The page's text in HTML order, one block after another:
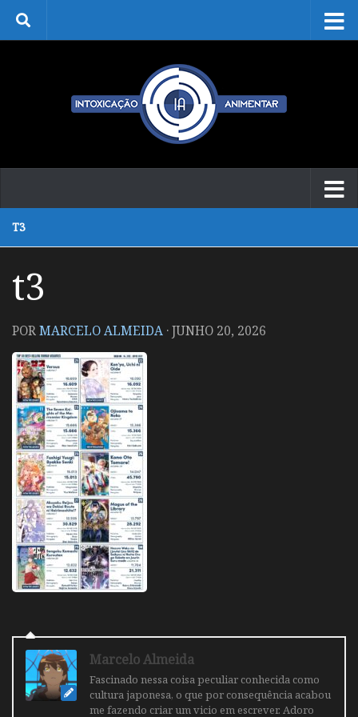
Skip to content
T3
t3
PORMARCELO ALMEIDA ·JUNHO 20, 2026
Marcelo Almeida
Fascinado nessa coisa peculiar conhecida como
cultura japonesa, o que por consequência acabou
me fazendo criar um vicio em escrever. Adoro